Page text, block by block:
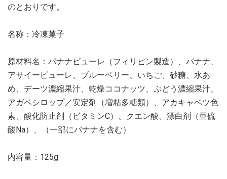
のとおりです。
名称：冷凍菓子
原材料名：バナナピューレ（フィリピン製造）、バナナ、
アサイーピューレ、ブルーベリー、いちご、砂糖、水あ
め、デーツ濃縮果汁、乾燥ココナッツ、ぶどう濃縮果汁、
アガベシロップ／安定剤（増粘多糖類）、アカキャベツ色
素、酸化防止剤（ビタミンC）、クエン酸、漂白剤（亜硫
酸Na）、（一部にバナナを含む）
内容量：125g